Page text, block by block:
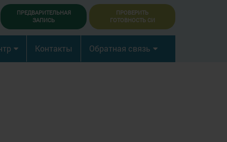
ПРОВЕРИТЬ
ГОТОВНОСТЬ СИ
ПРЕДВАРИТЕЛЬНАЯ
ЗАПИСЬ
Контакты Обратная связь